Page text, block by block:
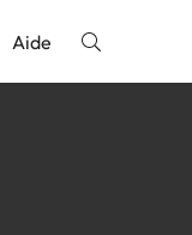
Aide